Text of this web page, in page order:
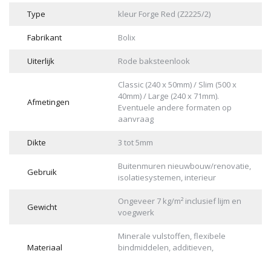
Type kleur Forge Red (Z2225/2)
Fabrikant Bolix
Uiterlijk Rode baksteenlook
Afmetingen
Classic (240 x 50mm) / Slim (500 x
40mm) / Large (240 x 71mm).
Eventuele andere formaten op
aanvraag
Dikte 3 tot 5mm
Gebruik
Buitenmuren nieuwbouw/renovatie,
isolatiesystemen, interieur
Gewicht
Ongeveer 7 kg/m² inclusief lijm en
voegwerk
Materiaal
Minerale vulstoffen, flexibele
bindmiddelen, additieven,